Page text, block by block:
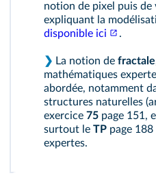
notion de pixel puis de
expliquant la
disponible ici
.
❯ La notion de fractale
mathématiques
abordée, notamment
structures naturelles
exercice 75 page 151,
surtout le TP page
expertes.